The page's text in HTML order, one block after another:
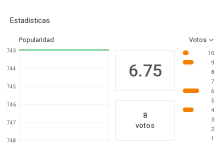
Estadísticas
Popularidad Votos
743
744
745
746
747
748
6.75
8
votos
10
9
8
7
6
5
4
3
2
1